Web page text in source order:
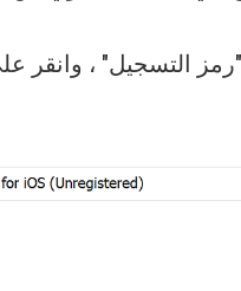
التسجيل" ، وانقر